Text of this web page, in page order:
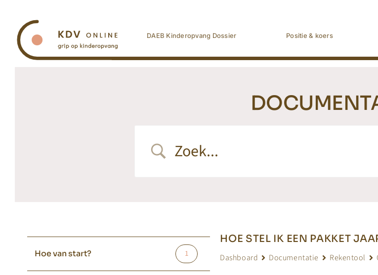
inhoud
DAEB Kinderopvang Dossier Positie & koers
Hoe van start? 1
HOE STEL IK EEN PAKKET
Dashboard Documentatie Rekentool